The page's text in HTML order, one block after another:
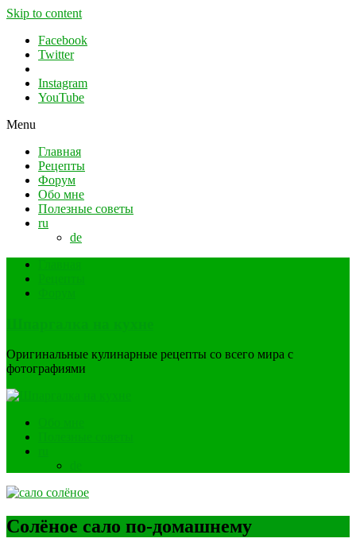
Skip to content
Facebook
Twitter
Instagram
YouTube
Menu
Главная
Рецепты
Форум
Обо мне
Полезные советы
ru
de
Оригинальные кулинарные рецепты со всего мира с
фотографиями
Солёное сало по-домашнему